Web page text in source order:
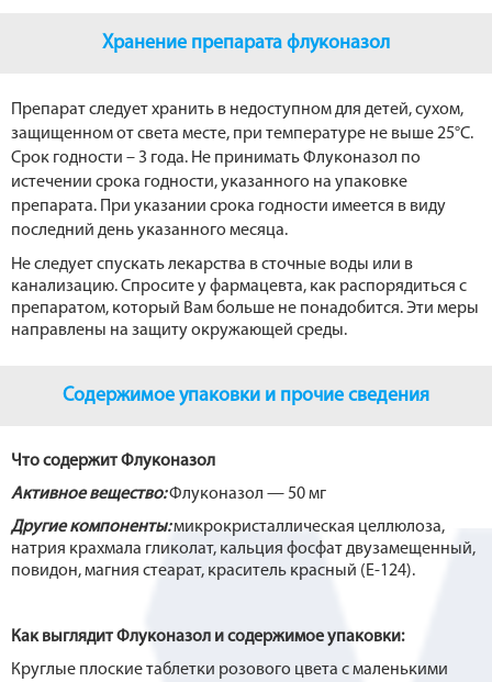
Хранение препарата флуконазол
Препарат следует хранить в недоступном для детей, сухом,
защищенном от света месте, при температуре не выше 25°C.
Срок годности – 3 года. Не принимать Флуконазол по
истечении срока годности, указанного на упаковке
препарата. При указании срока годности имеется в виду
последний день указанного месяца.
Не следует спускать лекарства в сточные воды или в
канализацию. Спросите у фармацевта, как распорядиться с
препаратом, который Вам больше не понадобится. Эти меры
направлены на защиту окружающей среды.
Содержимое упаковки и прочие сведения
Что содержит Флуконазол
Активное вещество:Флуконазол — 50 мг
Другие компоненты:микрокристаллическая целлюлоза,
натрия крахмала гликолат, кальция фосфат двузамещенный,
повидон, магния стеарат, краситель красный (Е-124).
Как выглядит Флуконазол и содержимое упаковки:
Круглые плоские таблетки розового цвета с маленькими